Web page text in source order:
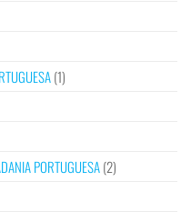
(1)
PORTUGUESA(2)